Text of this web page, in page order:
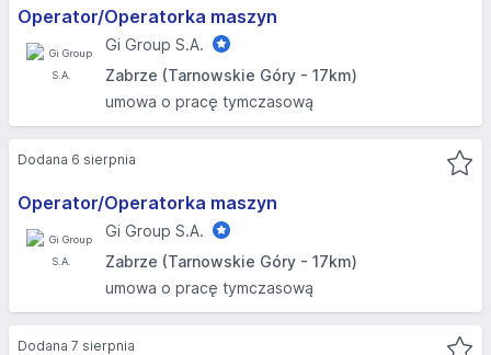
Operator/Operatorka maszyn
Gi Group S.A.
Zabrze (Tarnowskie Góry - 17km)
umowa o pracę tymczasową
Operator/Operatorka maszyn
Gi Group S.A.
Zabrze (Tarnowskie Góry - 17km)
umowa o pracę tymczasową
Dodana 6 sierpnia
Dodana 7 sierpnia